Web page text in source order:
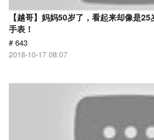
【越哥】妈妈50岁了，看起来却像是
手表！
# 643
2018-10-17 08:07